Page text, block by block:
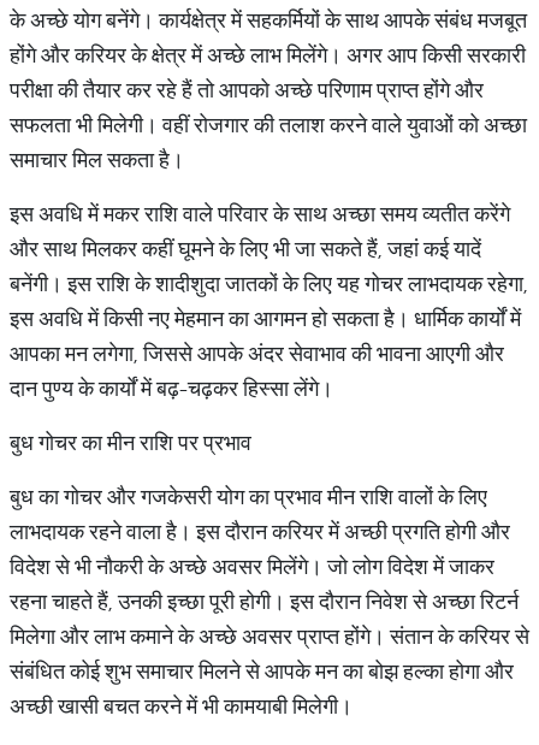
के अच्छे योग बनेंगे। कार्यक्षेत्र में सहकर्मियों के साथ आपके संबंध मजबूत
होंगे और करियर के क्षेत्र में अच्छे लाभ मिलेंगे। अगर आप किसी सरकारी
परीक्षा की तैयार कर रहे हैं तो आपको अच्छे परिणाम प्राप्त होंगे और
सफलता भी मिलेगी। वहीं रोजगार की तलाश करने वाले युवाओं को अच्छा
समाचार मिल सकता है।
इस अवधि में मकर राशि वाले परिवार के साथ अच्छा समय व्यतीत करेंगे
और साथ मिलकर कहीं घूमने के लिए भी जा सकते हैं, जहां कई यादें
बनेंगी। इस राशि के शादीशुदा जातकों के लिए यह गोचर लाभदायक रहेगा,
इस अवधि में किसी नए मेहमान का आगमन हो सकता है। धार्मिक कार्यों में
आपका मन लगेगा, जिससे आपके अंदर सेवाभाव की भावना आएगी और
दान पुण्य के कार्यों में बढ़-चढ़कर हिस्सा लेंगे।
बुध गोचर का मीन राशि पर प्रभाव
बुध का गोचर और गजकेसरी योग का प्रभाव मीन राशि वालों के लिए
लाभदायक रहने वाला है। इस दौरान करियर में अच्छी प्रगति होगी और
विदेश से भी नौकरी के अच्छे अवसर मिलेंगे। जो लोग विदेश में जाकर
रहना चाहते हैं, उनकी इच्छा पूरी होगी। इस दौरान निवेश से अच्छा रिटर्न
मिलेगा और लाभ कमाने के अच्छे अवसर प्राप्त होंगे। संतान के करियर से
संबंधित कोई शुभ समाचार मिलने से आपके मन का बोझ हल्का होगा और
अच्छी खासी बचत करने में भी कामयाबी मिलेगी।